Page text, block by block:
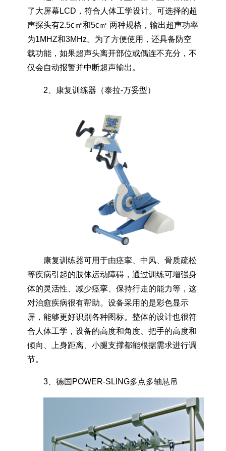
了大屏幕LCD，符合人体工学设计。可选择的超
声探头有2.5c㎡和5c㎡ 两种规格，输出超声功率
为1MHZ和3MHz。为了方便使用，还具备防空
载功能，如果超声头离开部位或偶连不充分，不
仅会自动报警并中断超声输出。
2、康复训练器（泰拉-万妥型）
康复训练器可用于由痉挛、中风、骨质疏松
等疾病引起的肢体运动障碍，通过训练可增强身
体的灵活性、减少痉挛、保持行走的能力等，这
对治愈疾病很有帮助。设备采用的是彩色显示
屏，能够更好识别各种图标。整体的设计也很符
合人体工学，设备的高度和角度、把手的高度和
倾向、上身距离、小腿支撑都能根据需求进行调
节。
3、德国POWER-SLING多点多轴悬吊